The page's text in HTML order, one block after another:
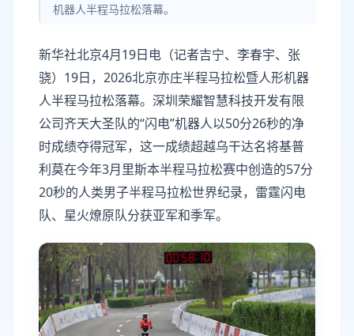
机器人半程马拉松落幕。
新华社北京4月19日电（记者吉宁、李春宇、张
骁）19日，2026北京亦庄半程马拉松暨人形机器
人半程马拉松落幕。深圳荣耀智慧科技开发有限
公司齐天大圣队的“闪电”机器人以50分26秒的净
时成绩夺得冠军，这一成绩超越乌干达名将基普
利莫在今年3月里斯本半程马拉松赛中创造的57分
20秒的人类男子半程马拉松世界纪录，雷霆闪电
队、星火燎原队分获亚军和季军。